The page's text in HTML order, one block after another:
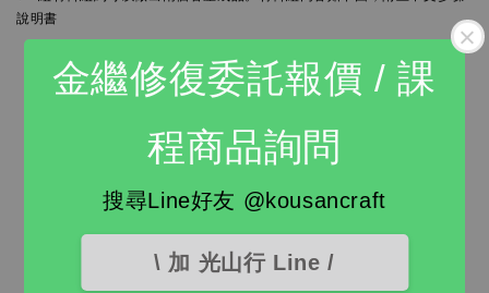
金繼修復委託報價 / 課
程商品詢問
搜尋Line好友 @kousancraft
\ 加 光山行 Line /
說明書